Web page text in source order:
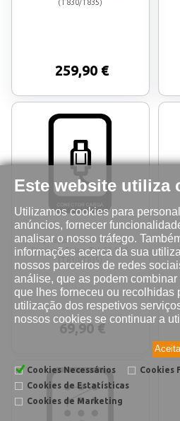
Este website utiliza
Utilizamos cookies para
anúncios, fornecer
analisar o nosso tráfego.
informações acerca da sua
nossos parceiros de redes
análise, que as podem
que lhes forneceu ou recolhidas
utilização dos respetivos
nossos cookies se continuar a
Cookies Necessários
Cookies
Cookies de Estatísticas
Cookies de Marketing
(T830/T835)
259,90 €
Reparação conetor de carga
Samsung Galaxy Tab S4 10.5
(T830/T835)
69,90 €